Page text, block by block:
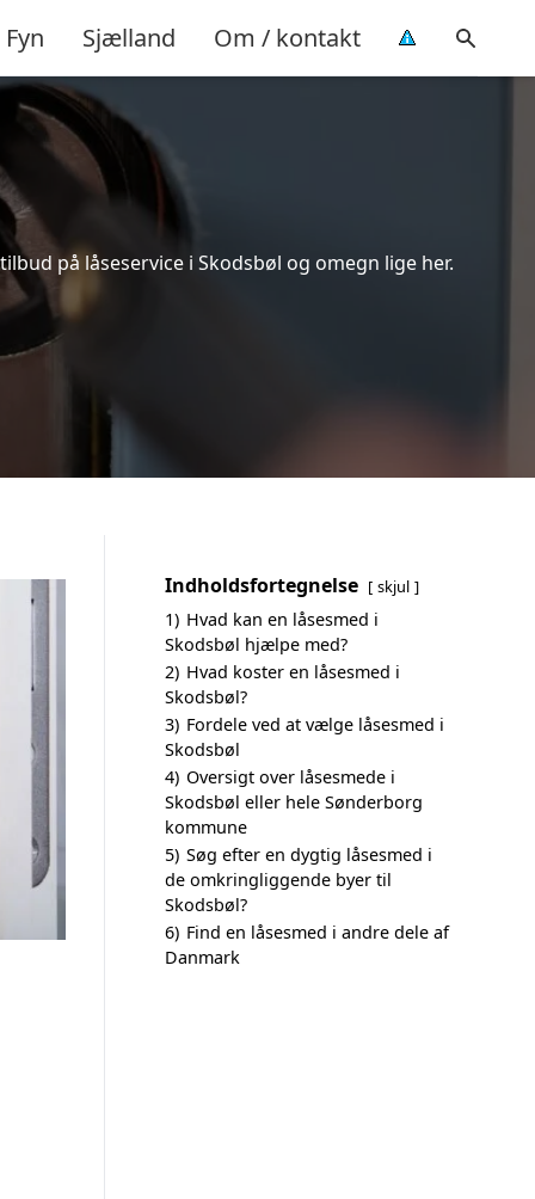
Fyn Sjælland Om / kontakt
på låseservice i Skodsbøl og omegn lige her.
Indholdsfortegnelse skjul
1) Hvad kan en låsesmed i
Skodsbøl hjælpe med?
2) Hvad koster en låsesmed i
Skodsbøl?
3) Fordele ved at vælge låsesmed i
Skodsbøl
4) Oversigt over låsesmede i
Skodsbøl eller hele Sønderborg
kommune
5) Søg efter en dygtig låsesmed i
de omkringliggende byer til
Skodsbøl?
6) Find en låsesmed i andre dele af
Danmark